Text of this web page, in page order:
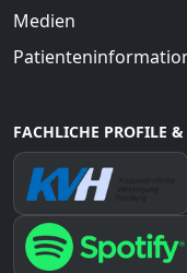
Medien
FACHLICHE PROFILE